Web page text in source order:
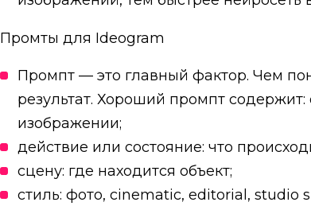
Промты для Ideogram
Промпт — это главный фактор. Чем
результат. Хороший промпт содержит:
изображении;
действие или состояние: что
сцену: где находится объект;
стиль: фото, cinematic, editorial, studio